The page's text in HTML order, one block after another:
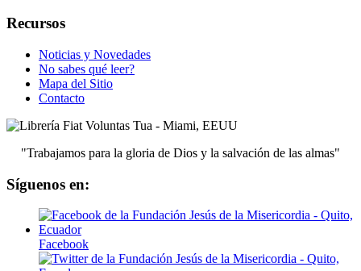
Recursos
Noticias y Novedades
No sabes qué leer?
Mapa del Sitio
Contacto
"Trabajamos para la gloria de Dios y la salvación de las almas"
Síguenos en:
Facebook